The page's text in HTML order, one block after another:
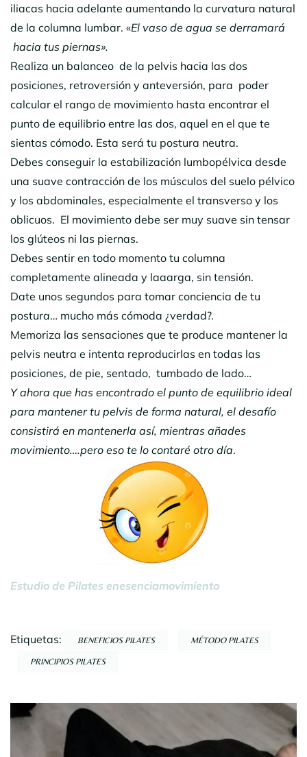
iliacas hacia adelante aumentando la curvatura natural
de la columna lumbar. «El vaso de agua se derramará
hacia tus piernas».
Realiza un balanceo de la pelvis hacia las dos
posiciones, retroversión y anteversión, para poder
calcular el rango de movimiento hasta encontrar el
punto de equilibrio entre las dos, aquel en el que te
sientas cómodo. Esta será tu postura neutra.
Debes conseguir la estabilización lumbopélvica desde
una suave contracción de los músculos del suelo pélvico
y los abdominales, especialmente el transverso y los
oblicuos. El movimiento debe ser muy suave sin tensar
los glúteos ni las piernas.
Debes sentir en todo momento tu columna
completamente alineada y laaarga, sin tensión.
Date unos segundos para tomar conciencia de tu
postura… mucho más cómoda ¿verdad?.
Memoriza las sensaciones que te produce mantener la
pelvis neutra e intenta reproducirlas en todas las
posiciones, de pie, sentado, tumbado de lado…
Y ahora que has encontrado el punto de equilibrio ideal
para mantener tu pelvis de forma natural, el desafío
consistirá en mantenerla así, mientras añades
movimiento….pero eso te lo contaré otro día.
Estudio de Pilates enesenciamovimiento
Etiquetas: BENEFICIOS PILATES MÉTODO PILATES
PRINCIPIOS PILATES
Navegación